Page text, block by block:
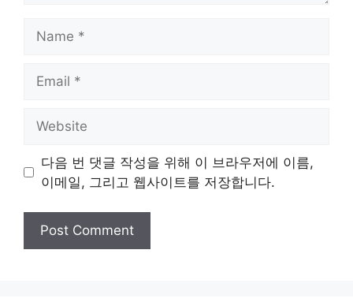
다음 번 댓글 작성을 위해 이 브라우저에 이름,
이메일, 그리고 웹사이트를 저장합니다.